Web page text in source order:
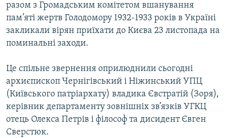
КТАТ
Усі сайти RFE/RL
разом з Громадським комітетом вшанування
пам’яті жертв Голодомору 1932-1933 років в Україні
закликали вірян приїхати до Києва 23 листопада на
поминальні заходи.
Це спільне звернення оприлюднили сьогодні
архиєпископ Чернігівський і Ніжинський УПЦ
(Київського патріархату) владика Євстратій (Зоря),
керівник департаменту зовнішніх зв’язків УГКЦ
отець Олекса Петрів і філософ та дисидент Євген
Сверстюк.